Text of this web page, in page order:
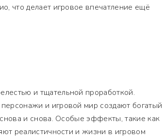
что делает игровое впечатление ещё
и тщательной проработкой.
и игровой мир создают богатый
и снова. Особые эффекты, такие как
реалистичности и жизни в игровом